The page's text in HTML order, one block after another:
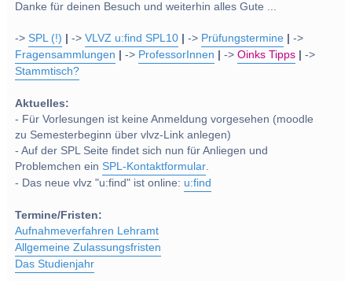
Danke für deinen Besuch und weiterhin alles Gute ...
->SPL (!) ->VLVZ u:find SPL10 -> Prüfungstermine
->
Fragensammlungen
-> ProfessorInnen ->Oinks Tipps
->
Stammtisch?
Aktuelles:
- Für Vorlesungen ist keine Anmeldung vorgesehen (moodle
zu Semesterbeginn über vlvz-Link anlegen)
- Auf der SPL Seite findet sich nun für Anliegen und
Problemchen einSPL-Kontaktformular.
- Das neue vlvz "u:find" ist online: u:find
Termine/Fristen:
Aufnahmeverfahren Lehramt
Allgemeine Zulassungsfristen
Das Studienjahr